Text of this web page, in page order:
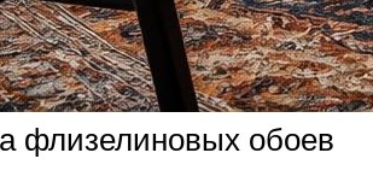
флизелиновых обоев